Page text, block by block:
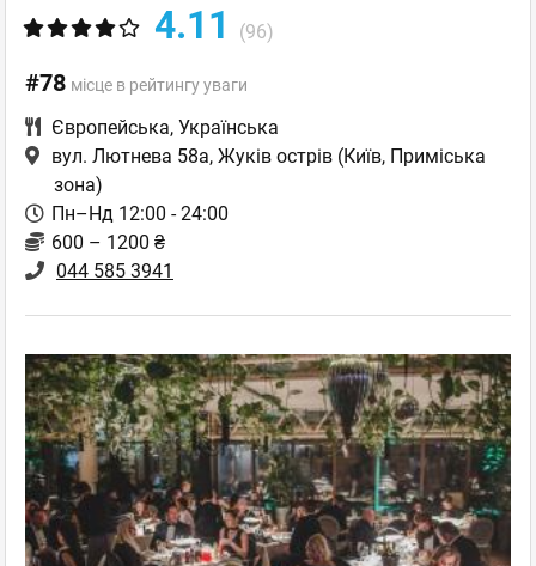
4.11 (96)
#78 місце в рейтингу уваги
Європейська, Українська
вул. Лютнева 58а, Жуків острів (Київ, Приміська
зона)
Пн–Нд 12:00 - 24:00
600 – 1200 ₴
044 585 3941